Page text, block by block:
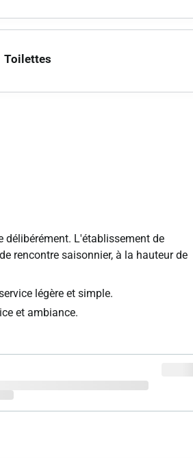
Toilettes
délibérément. L'établissement de
rencontre saisonnier, à la hauteur de
légère et simple.
et ambiance.